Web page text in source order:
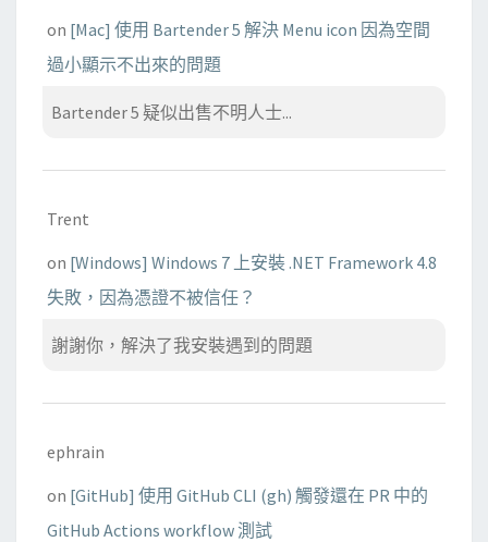
on [Mac] 使用 Bartender 5 解決 Menu icon 因為空間
過小顯示不出來的問題
Bartender 5 疑似出售不明人士...
Trent
on [Windows] Windows 7 上安裝 .NET Framework 4.8
失敗，因為憑證不被信任？
謝謝你，解決了我安裝遇到的問題
ephrain
on [GitHub] 使用 GitHub CLI (gh) 觸發還在 PR 中的
GitHub Actions workflow 測試